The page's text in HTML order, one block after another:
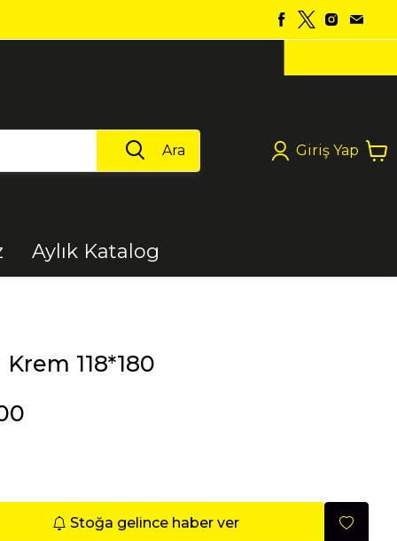
Ara Giriş Yap
Aletler
Nisan 2026
Aylık Katalog
118*180
Stoğa gelince haber ver